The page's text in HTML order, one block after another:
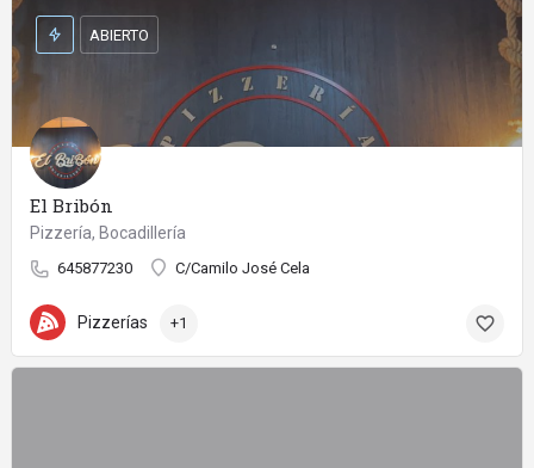
El Bribón
Pizzería, Bocadillería
645877230 C/Camilo José Cela
ABIERTO
Pizzerías +1